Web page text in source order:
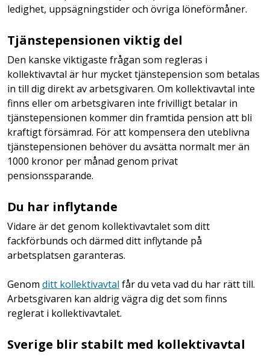
ledighet, uppsägningstider och övriga löneförmåner.
Tjänstepensionen viktig del
Den kanske viktigaste frågan som regleras i
kollektivavtal är hur mycket tjänstepension som betalas
in till dig direkt av arbetsgivaren. Om kollektivavtal inte
finns eller om arbetsgivaren inte frivilligt betalar in
tjänstepensionen kommer din framtida pension att bli
kraftigt försämrad. För att kompensera den uteblivna
tjänstepensionen behöver du avsätta normalt mer än
1000 kronor per månad genom privat
pensionssparande.
Du har inflytande
Vidare är det genom kollektivavtalet som ditt
fackförbunds och därmed ditt inflytande på
arbetsplatsen garanteras.
Genom ditt kollektivavtal får du veta vad du har rätt till.
Arbetsgivaren kan aldrig vägra dig det som finns
reglerat i kollektivavtalet.
Sverige blir stabilt med kollektivavtal